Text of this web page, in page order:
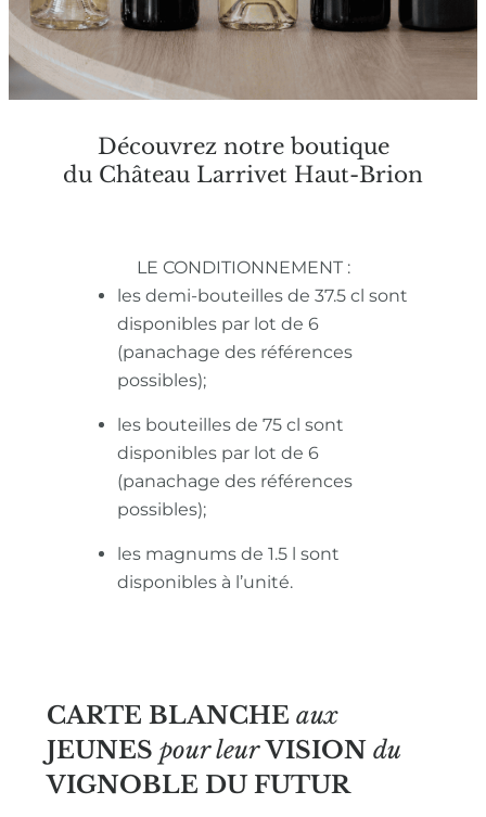
Découvrez notre boutique
du Château Larrivet Haut-Brion
LE CONDITIONNEMENT :
les demi-bouteilles de 37.5 cl sont
disponibles par lot de 6
(panachage des références
possibles);
les bouteilles de 75 cl sont
disponibles par lot de 6
(panachage des références
possibles);
les magnums de 1.5 l sont
disponibles à l’unité.
CARTE BLANCHE aux
JEUNES pour leur VISION du
VIGNOBLE DU FUTUR